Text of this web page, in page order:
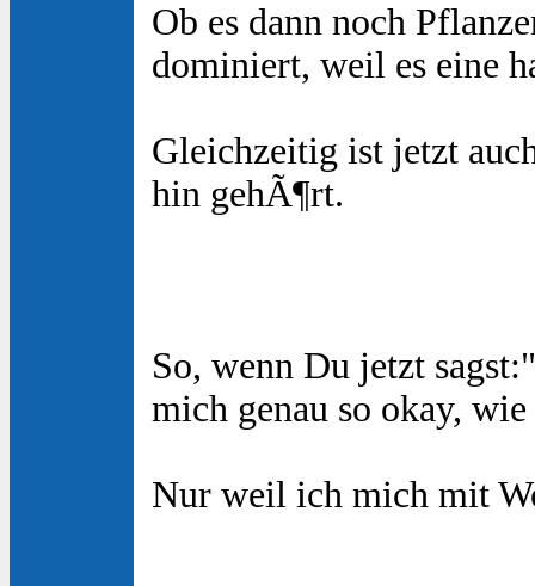
Ob es dann noch
dominiert, weil es eine
Gleichzeitig ist jetzt
hin gehÃ¶rt.
So, wenn Du jetzt
mich genau so okay,
Nur weil ich mich mit